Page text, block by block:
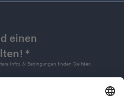
einen
*
Infos & Bedingungen finden Sie hier.